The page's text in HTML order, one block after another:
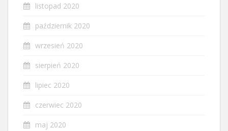
listopad 2020
październik 2020
wrzesień 2020
sierpień 2020
lipiec 2020
czerwiec 2020
maj 2020